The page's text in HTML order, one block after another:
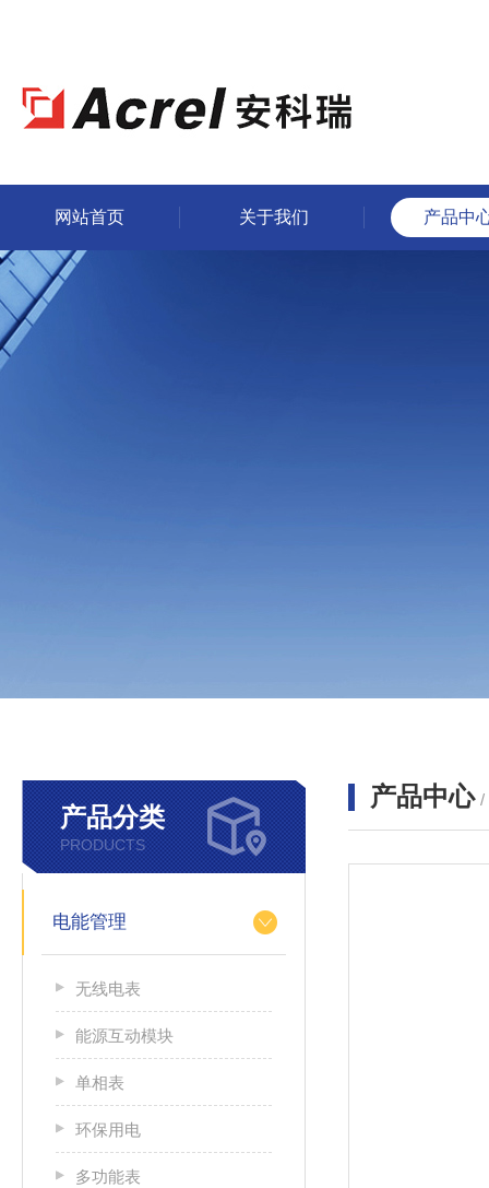
网站首页 关于我们 产品中
产品分类
PRODUCTS
电能管理
无线电表
能源互动模块
单相表
环保用电
多功能表
产品中心 /